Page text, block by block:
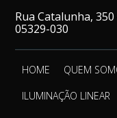
Rua Catalunha,
05329-030
HOME QUEM
ILUMINAÇÃO LINEAR